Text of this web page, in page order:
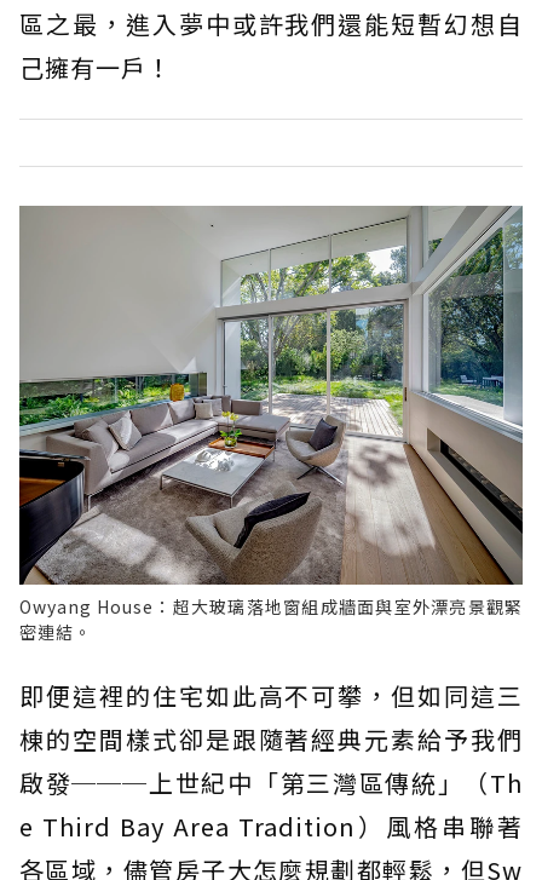
區之最，進入夢中或許我們還能短暫幻想自
己擁有一戶！
Owyang House：超大玻璃落地窗組成牆面與室外漂亮景觀緊
密連結。
即便這裡的住宅如此高不可攀，但如同這三
棟的空間樣式卻是跟隨著經典元素給予我們
啟發───上世紀中「第三灣區傳統」（Th
e Third Bay Area Tradition）風格串聯著
各區域，儘管房子大怎麼規劃都輕鬆，但Sw